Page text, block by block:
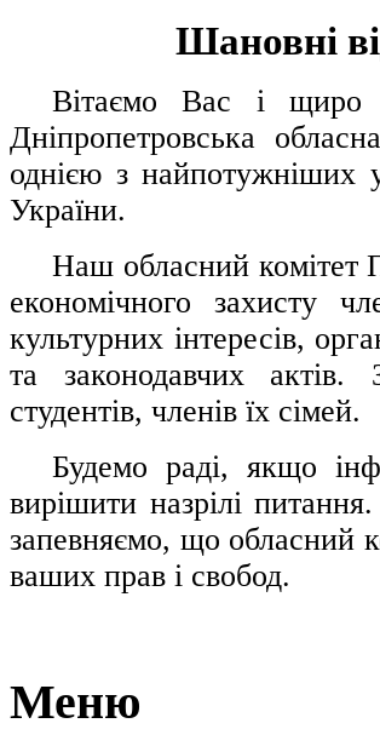
Шановні
Вітаємо Вас і щиро
Дніпропетровська
однією з найпотужніших
України.
Наш обласний комітет
економічного захисту
культурних інтересів,
та законодавчих актів.
студентів, членів їх сімей.
Будемо раді, якщо
вирішити назрілі
запевняємо, що обласний
ваших прав і свобод.
Меню